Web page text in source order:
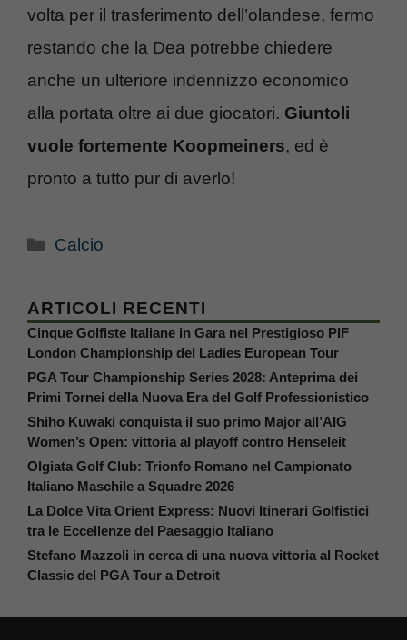
volta per il trasferimento dell’olandese, fermo
restando che la Dea potrebbe chiedere
anche un ulteriore indennizzo economico
alla portata oltre ai due giocatori. Giuntoli
vuole fortemente Koopmeiners, ed è
pronto a tutto pur di averlo!
Categorie
Calcio
ARTICOLI RECENTI
Cinque Golfiste Italiane in Gara nel Prestigioso PIF
London Championship del Ladies European Tour
PGA Tour Championship Series 2028: Anteprima dei
Primi Tornei della Nuova Era del Golf Professionistico
Shiho Kuwaki conquista il suo primo Major all’AIG
Women’s Open: vittoria al playoff contro Henseleit
Olgiata Golf Club: Trionfo Romano nel Campionato
Italiano Maschile a Squadre 2026
La Dolce Vita Orient Express: Nuovi Itinerari Golfistici
tra le Eccellenze del Paesaggio Italiano
Stefano Mazzoli in cerca di una nuova vittoria al Rocket
Classic del PGA Tour a Detroit